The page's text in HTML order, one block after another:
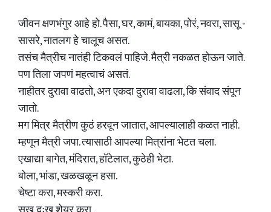
जीवन क्षणभंगुर आहे हो. पैसा, घर, कामं, बायका, पोरं, नवरा, सासू -
सासरे, नातलग हे चालूच असत.
तसंच मैत्रीच नातंही टिकवलं पाहिजे. मैत्री नकळत होऊन जाते.
पण तिला जपणं महत्वाचं असतं.
नाहीतर दुरावा वाढतो, अन एकदा दुरावा वाढला, कि संवाद संपून
जातो.
मग मित्र मैत्रीण कुठं हरवून जातात, आपल्यालाही कळत नाही.
म्हणून मैत्री जपा. त्यासाठी आपल्या मित्रांना भेटत चला.
एखाद्या बागेत, मंदिरात, हॉटेलात, कुठेही भेटा.
बोला, भांडा, खळखळून हसा.
चेष्टा करा, मस्करी करा.